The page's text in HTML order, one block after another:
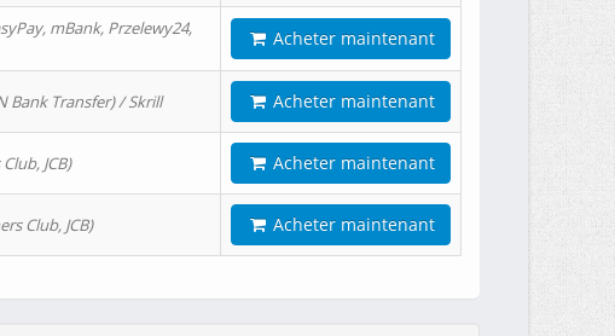
mBank, Przelewy24,
Acheter maintenant
Bank Transfer) / Skrill Acheter maintenant
JCB) Acheter maintenant
Club, JCB) Acheter maintenant